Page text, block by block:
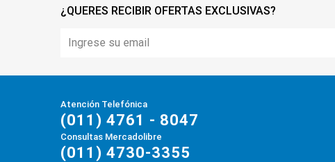
¿QUERES RECIBIR OFERTAS EXCLUSIVAS?
Atención Telefónica
(011) 4761 - 8047
Consultas Mercadolibre
(011) 4730-3355